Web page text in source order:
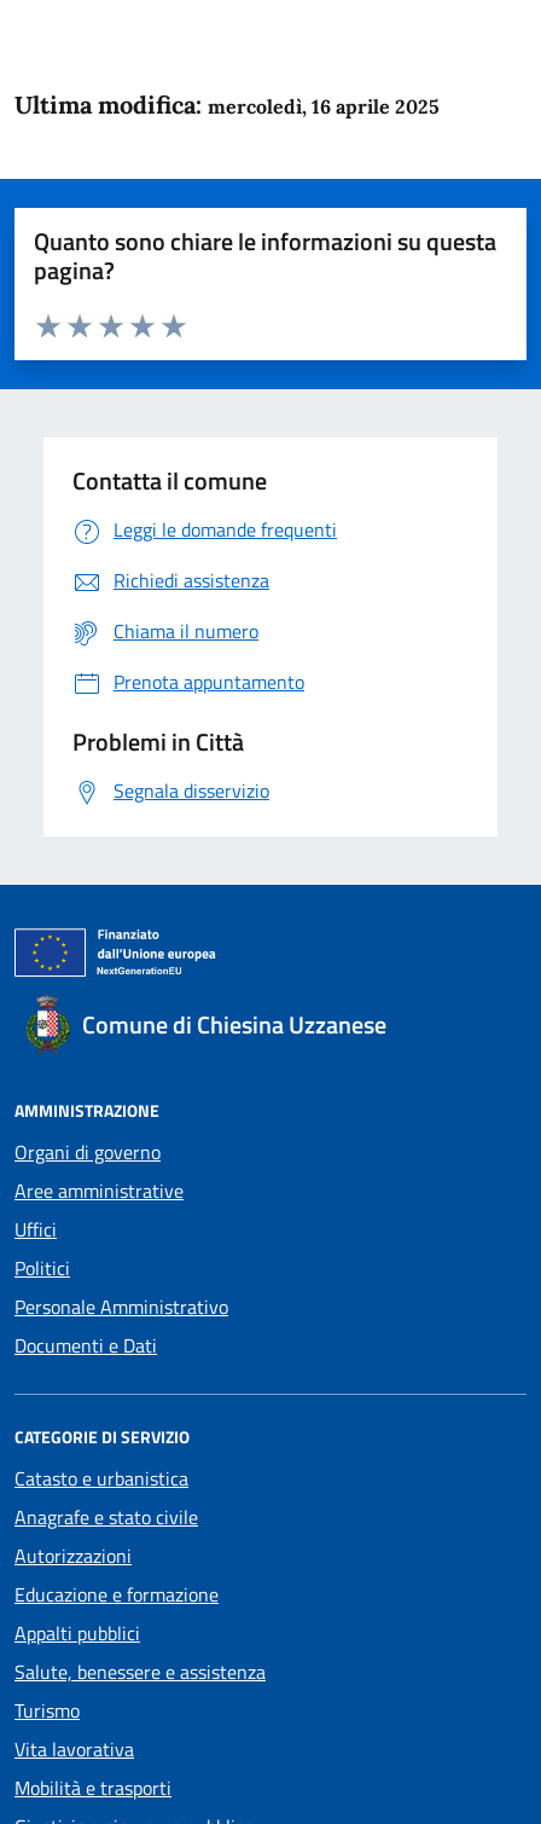
Ultima modifica: mercoledì, 16 aprile 2025
Quanto sono chiare le informazioni su questa
pagina?
Domanda
Valuta da 1 a 5 stelle la pagina
Valuta 5 stelle su 5
Valuta 4 stelle su 5
Valuta 3 stelle su 5
Valuta 2 stelle su 5
Valuta 1 stelle su 5
Contatta il comune
Leggi le domande frequenti
Richiedi assistenza
Chiama il numero
Prenota appuntamento
Problemi in Città
Segnala disservizio
Comune di Chiesina Uzzanese
AMMINISTRAZIONE
Organi di governo
Aree amministrative
Uffici
Politici
Personale Amministrativo
Documenti e Dati
CATEGORIE DI SERVIZIO
Catasto e urbanistica
Anagrafe e stato civile
Autorizzazioni
Educazione e formazione
Appalti pubblici
Salute, benessere e assistenza
Turismo
Vita lavorativa
Mobilità e trasporti